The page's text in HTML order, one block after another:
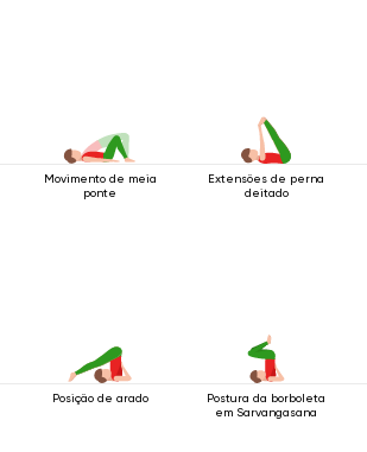
Movimento de meia
ponte
Extensões de perna
deitado
Posição de arado
Postura da borboleta
em Sarvangasana